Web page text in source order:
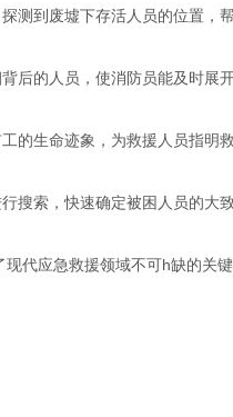
测到废墟下存活人员的位置，
后的人员，使消防员能及时展
的生命迹象，为救援人员指明
索，快速确定被困人员的大致
代应急救援领域不可h缺的关键